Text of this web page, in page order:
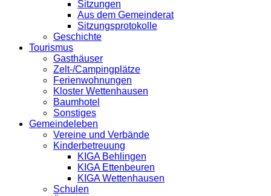
Sitzungen
Aus dem Gemeinderat
Sitzungsprotokolle
Geschichte
Tourismus
Gasthäuser
Zelt-/Campingplätze
Ferienwohnungen
Kloster Wettenhausen
Baumhotel
Sonstiges
Gemeindeleben
Vereine und Verbände
Kinderbetreuung
KIGA Behlingen
KIGA Ettenbeuren
KIGA Wettenhausen
Schulen